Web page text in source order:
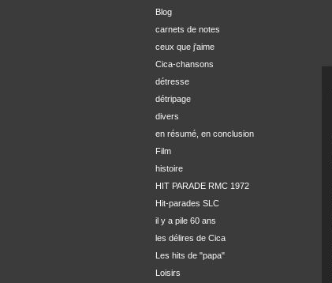
Blog
carnets de notes
ceux que j'aime
Cica-chansons
détresse
détripage
divers
en résumé, en conclusion
Film
histoire
HIT PARADE RMC 1972
Hit-parades SLC
il y a pile 60 ans
les délires de Cica
Les hits de "papa"
Loisirs